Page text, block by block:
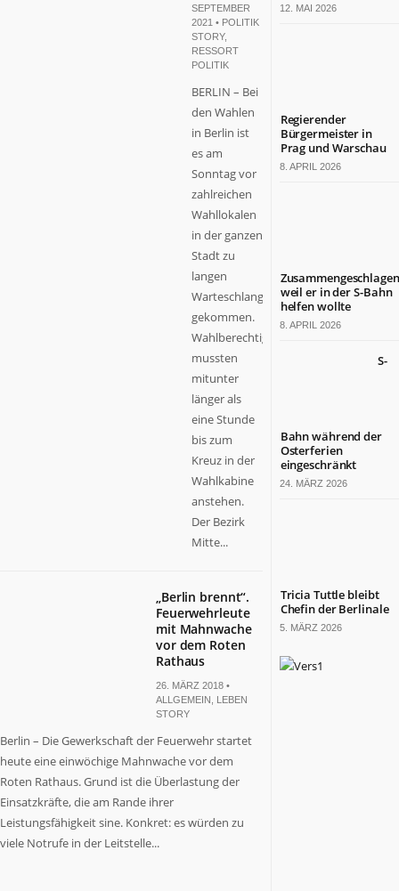
SEPTEMBER
2021 • POLITIK
STORY,
RESSORT
POLITIK
BERLIN – Bei
den Wahlen
in Berlin ist
es am
Sonntag vor
zahlreichen
Wahllokalen
in der ganzen
Stadt zu
langen
Warteschlangen
gekommen.
Wahlberechtigte
mussten
mitunter
länger als
eine Stunde
bis zum
Kreuz in der
Wahlkabine
anstehen.
Der Bezirk
Mitte...
„Berlin brennt“.
Feuerwehrleute
mit Mahnwache
vor dem Roten
Rathaus
26. MÄRZ 2018 •
ALLGEMEIN
LEBEN
STORY
Berlin – Die Gewerkschaft der Feuerwehr startet
heute eine einwöchige Mahnwache vor dem
Roten Rathaus. Grund ist die Überlastung der
Einsatzkräfte, die am Rande ihrer
Leistungsfähigkeit sine. Konkret: es würden zu
viele Notrufe in der Leitstelle...
12. MAI 2026
Regierender
Bürgermeister in
Prag und Warschau
8. APRIL 2026
weil er in der S-Bahn
helfen wollte
8. APRIL 2026
S-
Bahn während der
Osterferien
eingeschränkt
24. MÄRZ 2026
Tricia Tuttle bleibt
Chefin der Berlinale
5. MÄRZ 2026